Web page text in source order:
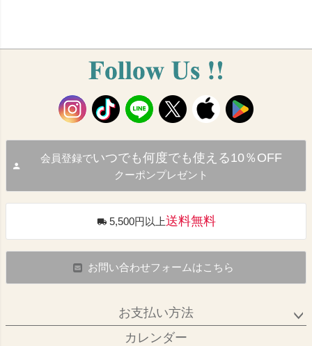
会員登録でいつでも何度でも使える10％OFF
クーポンプレゼント
5,500円以上送料無料
お問い合わせフォームはこちら
お支払い方法
カレンダー